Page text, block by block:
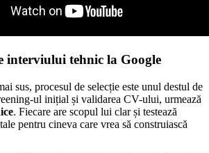
interviului tehnic la Google
sus, procesul de selecție este unul destul de
ul inițial și validarea CV-ului, urmează
. Fiecare are scopul lui clar și testează
pentru cineva care vrea să construiască